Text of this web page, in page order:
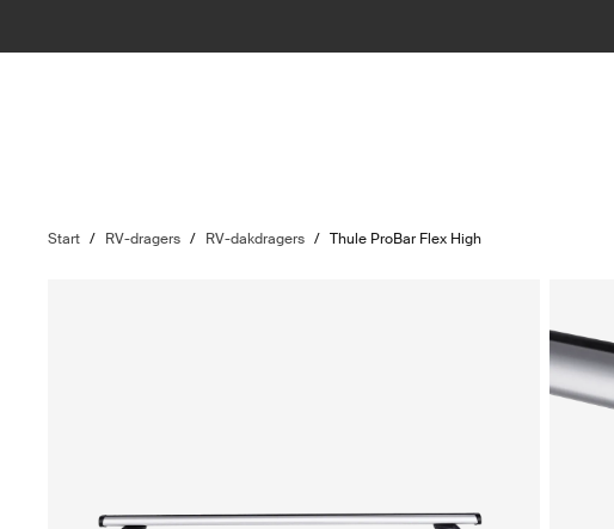
Start / RV-dragers / RV-dakdragers / Thule ProBar Flex High